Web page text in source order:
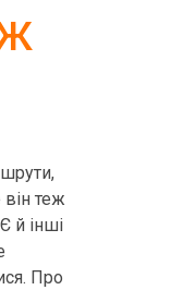
теж
й інші
Про